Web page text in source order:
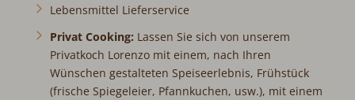
Lebensmittel Lieferservice
Privat Cooking: Lassen Sie sich von unserem
Privatkoch Lorenzo mit einem, nach Ihren
Wünschen gestalteten Speiseerlebnis, Frühstück
(frische Spiegeleier, Pfannkuchen, usw.), mit einem